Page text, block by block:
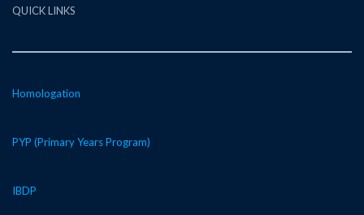
QUICK LINKS
Homologation
PYP (Primary Years Program)
IBDP